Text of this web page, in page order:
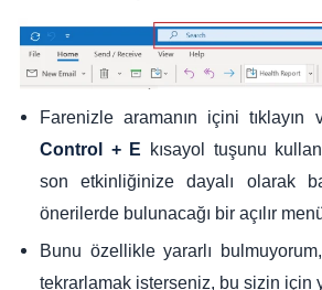
Farenizle aramanın içini tıklayın
Control + E kısayol tuşunu
son etkinliğinize dayalı olarak
önerilerde bulunacağı bir açılır
Bunu özellikle yararlı
tekrarlamak isterseniz, bu sizin için